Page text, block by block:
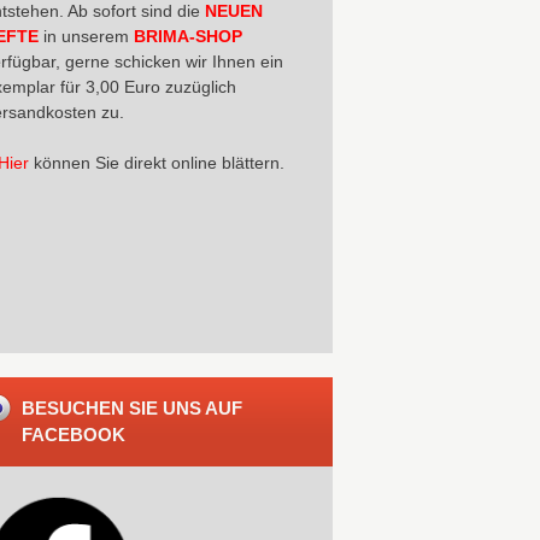
Ab sofort sind die NEUEN
in unserem BRIMA-SHOP
gerne schicken wir Ihnen ein
für 3,00 Euro zuzüglich
zu.
können Sie direkt online blättern.
BESUCHEN SIE UNS AUF
FACEBOOK